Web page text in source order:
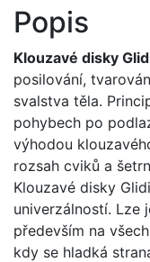
Popis
Klouzavé disky
posilování,
svalstva těla.
pohybech po
výhodou
rozsah cviků a
Klouzavé disky
univerzálností. Lze
především na
kdy se hladká